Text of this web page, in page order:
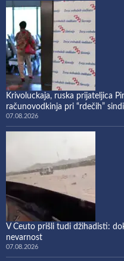
Krivoluckaja, ruska prijateljica
računovodkinja pri “rdečih”
07.08.2026
V Ceuto prišli tudi džihadisti:
nevarnost
07.08.2026